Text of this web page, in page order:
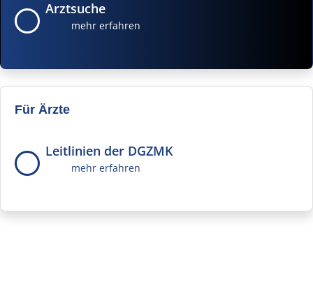
Arztsuche
mehr erfahren
Für Ärzte
Leitlinien der DGZMK
mehr erfahren